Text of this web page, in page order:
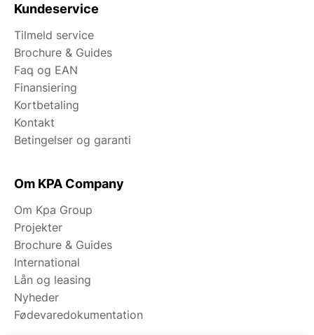
Kundeservice
Tilmeld service
Brochure & Guides
Faq og EAN
Finansiering
Kortbetaling
Kontakt
Betingelser og garanti
Om KPA Company
Om Kpa Group
Projekter
Brochure & Guides
International
Lån og leasing
Nyheder
Fødevaredokumentation